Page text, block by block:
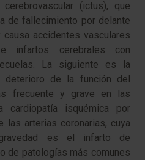
(ictus), que
de fallecimiento por delante
accidentes vasculares
infartos cerebrales con
La siguiente es la
deterioro de la función del
frecuente y grave en las
isquémica por
las arterias coronarias, cuya
es el infarto de
de patologías más comunes